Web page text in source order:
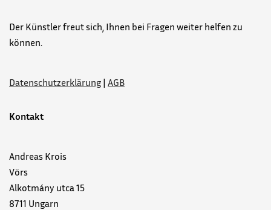
Der Künstler freut sich, Ihnen bei Fragen weiter helfen zu
können.
Datenschutzerklärung | AGB
Kontakt
Andreas Krois
Vörs
Alkotmány utca 15
8711 Ungarn